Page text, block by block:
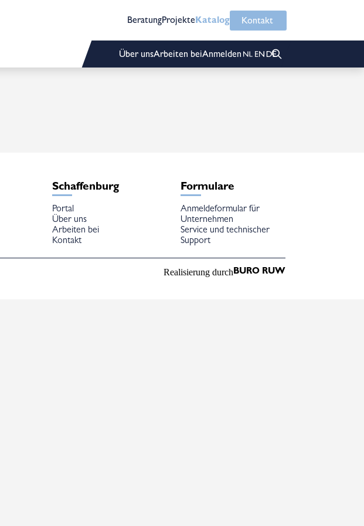
BeratungProjekteKatalog Kontakt
Über unsArbeiten beiAnmelden
Schaffenburg
Portal
Über uns
Arbeiten bei
Kontakt
Formulare
Anmeldeformular für
Unternehmen
Service und technischer
Support
Realisierung durchBURO RUW